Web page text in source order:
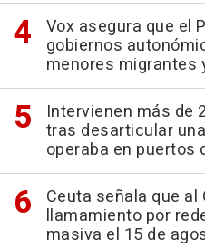
Vox asegura que el
gobiernos
menores migrantes
Intervienen más de
tras desarticular
operaba en puertos
Ceuta señala que
llamamiento por
masiva el 15 de